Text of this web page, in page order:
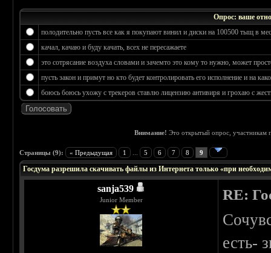
Опрос: ваше
полодительно пусть все как я покупают винил и диски на 100500 тыщ в
качал, качаю и буду качать, всех не пересажаете
это сотрясание воздуха словами и зачемто это кому то нужно, может
пусть закон и примут но кто будет контролировать его исполнение и на
боюсь боюсь ухожу с трекеров ставлю лицензию антивиря и грохаю с
Внимание! Это открытый опрос, участникам
Страницы (9): « Предыдущая 1 5 6 7 8 9
Госдума разрешила скачивать файлы из Интернета только «при
sanja539
Junior Member RE:
есть-